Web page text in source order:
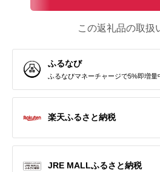
この返礼品の取扱
ふるなび
ふるなびマネーチャージで5%即増量
楽天ふるさと納税
JRE MALLふるさと納税